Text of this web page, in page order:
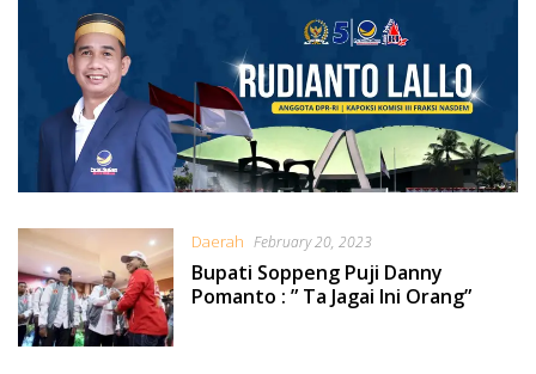
Daerah February 20, 2023
Bupati Soppeng Puji Danny
Pomanto : ” Ta Jagai Ini Orang”